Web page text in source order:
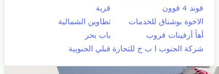
قوند 4 قوون
قربة
الاخوة بوشناق للخدمات
تطاوين الشمالية
أهأ أرفينات قروب
باب بحر
شركة الجنوب ا ب ج للتجارة قبلي الجنوبية